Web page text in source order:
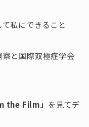
て私にできること
と国際双極症学会
the Film」 を見てデ